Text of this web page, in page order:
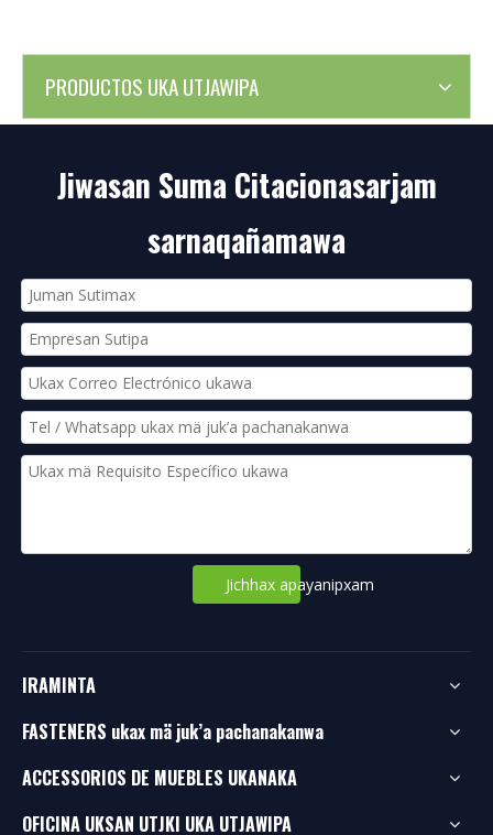
PRODUCTOS UKA UTJAWIPA
Jiwasan Suma Citacionasarjam
sarnaqañamawa
Jichhax apayanipxam
IRAMINTA
FASTENERS ukax mä juk’a pachanakanwa
ACCESSORIOS DE MUEBLES UKANAKA
OFICINA UKSAN UTJKI UKA UTJAWIPA